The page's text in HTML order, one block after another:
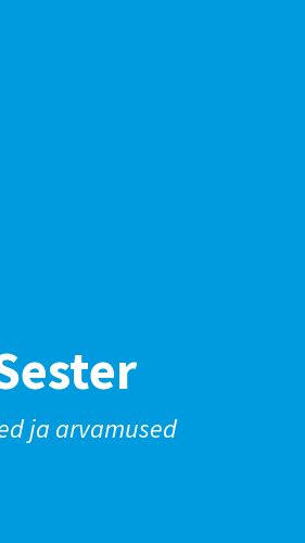
ja arvamused